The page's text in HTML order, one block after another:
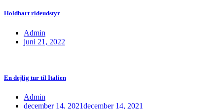
Holdbart rideudstyr
Admin
juni 21, 2022
En dejlig tur til Italien
Admin
december 14, 2021december 14, 2021